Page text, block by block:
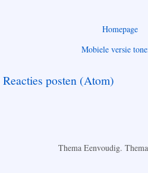
Homepage
Mobiele versie
Reacties posten (Atom)
Thema Eenvoudig.